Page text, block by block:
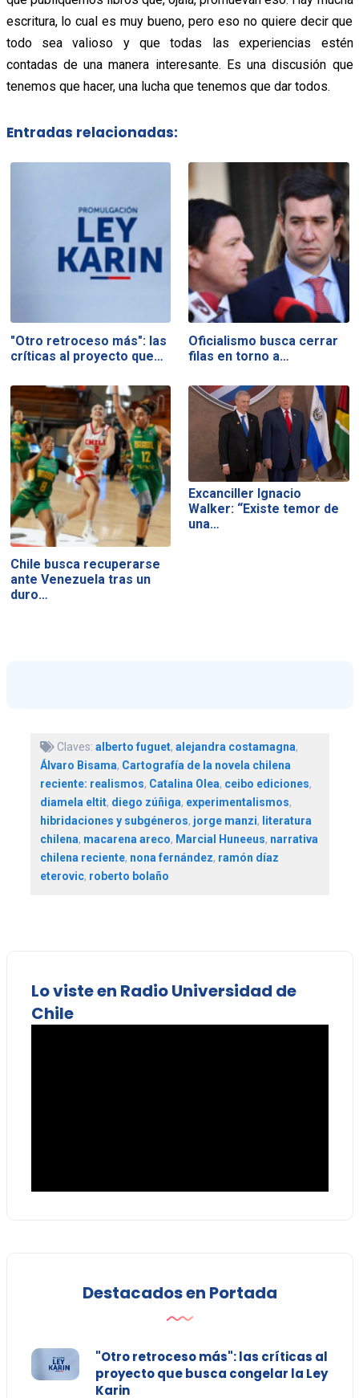
escritura, lo cual es muy bueno, pero eso no quiere decir que
todo sea valioso y que todas las experiencias estén
contadas de una manera interesante. Es una discusión que
tenemos que hacer, una lucha que tenemos que dar todos.
Entradas relacionadas:
"Otro retroceso más": las
críticas al proyecto que…
Oficialismo busca cerrar
filas en torno a…
Chile busca recuperarse
ante Venezuela tras un
duro…
Excanciller Ignacio
Walker: “Existe temor de
una…
Claves: alberto fuguet, alejandra costamagna,
Álvaro Bisama, Cartografía de la novela chilena
reciente: realismos, Catalina Olea, ceibo ediciones,
diamela eltit, diego zúñiga, experimentalismos,
hibridaciones y subgéneros, jorge manzi, literatura
chilena, macarena areco, Marcial Huneeus, narrativa
chilena reciente, nona fernández, ramón díaz
eterovic, roberto bolaño
Lo viste en Radio Universidad de
Chile
Destacados en Portada
"Otro retroceso más": las críticas al
proyecto que busca congelar la Ley
Karin